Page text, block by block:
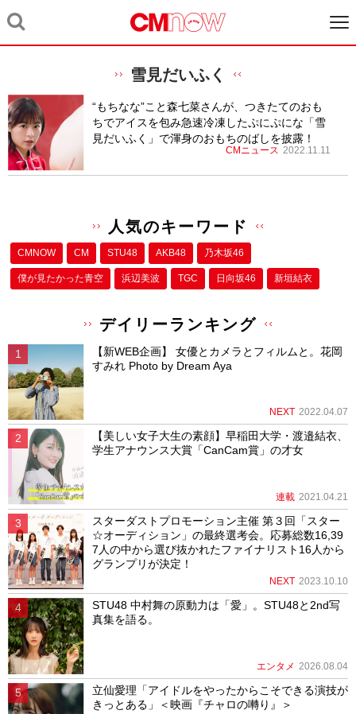
雪見だいふく
“もちなな”こと森七菜さんが、つきたてのおも
ちでアイスを包み急速冷凍したぷにぷにな「雪
見だいふく」で渾身のおもちのばしを披露！
CMニュース 2022.11.11
人気のキーワード
CMNOW CM STU48 AKB48 乃木坂46
僕が⾒たかった⻘空 浜辺美波 TGC 日向坂46 新垣結衣
デイリーランキング
【新WEB企画】 女優とカメラとフィルムと。花岡
すみれ Photo by Dream Aya
NEXT 2022.04.07
【美しい女子大生の素顔】早稲田大学・渡邉結衣、
学生アナウンス大賞「CanCam賞」の才女
連載 2021.04.21
スターダストプロモーション主催 第３回「スター
☆オーディション」の最終選考会。応募総数16,39
7人の中から選び抜かれたファイナリスト16人から
グランプリが決定！
NEXT 2023.10.10
STU48 中村舞の原動力は「愛」。STU48と2nd写
真集を語る。
エンタメ 2026.08.04
立仙愛理「アイドルをやったからこそできる演技が
きっとある」＜映画『チャロの囀り』＞